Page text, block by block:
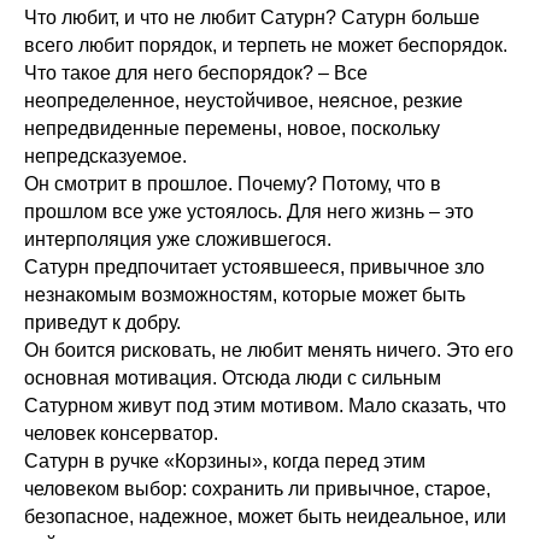
Что любит, и что не любит Сатурн? Сатурн больше
всего любит порядок, и терпеть не может беспорядок.
Что такое для него беспорядок? – Все
неопределенное, неустойчивое, неясное, резкие
непредвиденные перемены, новое, поскольку
непредсказуемое.
Он смотрит в прошлое. Почему? Потому, что в
прошлом все уже устоялось. Для него жизнь – это
интерполяция уже сложившегося.
Сатурн предпочитает устоявшееся, привычное зло
незнакомым возможностям, которые может быть
приведут к добру.
Он боится рисковать, не любит менять ничего. Это его
основная мотивация. Отсюда люди с сильным
Сатурном живут под этим мотивом. Мало сказать, что
человек консерватор.
Сатурн в ручке «Корзины», когда перед этим
человеком выбор: сохранить ли привычное, старое,
безопасное, надежное, может быть неидеальное, или